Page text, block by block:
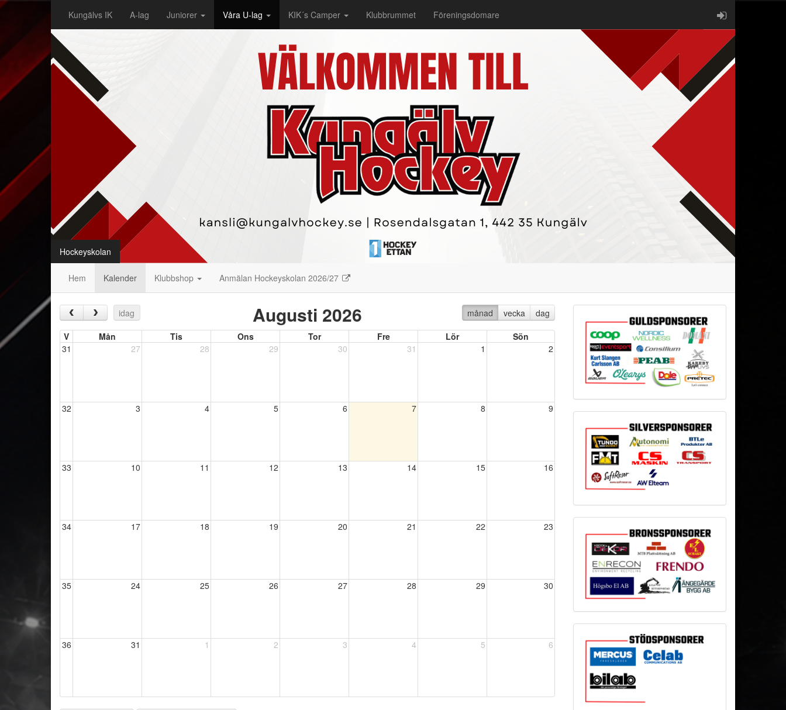
Kungälvs IK A-lag Juniorer Våra U-lag KIK´s Camper Klubbrummet Föreningsdomare
Hockeyskolan
Hem Kalender Klubbshop Anmälan Hockeyskolan 2026/27
‹ › idag Augusti 2026 månad vecka
dag
V
Mån Tis Ons Tor Fre Lör
Sön
31
27 28 29 30 31 1 2
32 3 4 5 6 7 8 9
33 10 11 12 13 14 15 16
34 17 18 19 20 21 22 23
35 24 25 26 27 28 29 30
36 31 1 2 3 4 5 6